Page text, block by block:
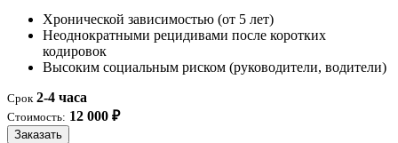
Хронической зависимостью (от 5 лет)
Неоднократными рецидивами после коротких
кодировок
Высоким социальным риском (руководители, водители)
Срок 2-4 часа
Стоимость: 12 000 ₽
Заказать